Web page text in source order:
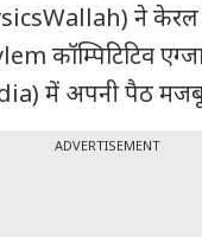
ने केरल
कॉम्पिटिटिव
में अपनी पैठ
ADVERTISEMENT